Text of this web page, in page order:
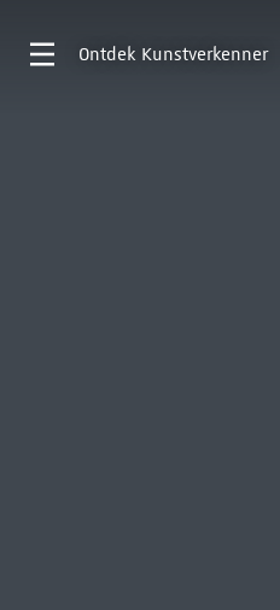
Ontdek Kunstverkenner